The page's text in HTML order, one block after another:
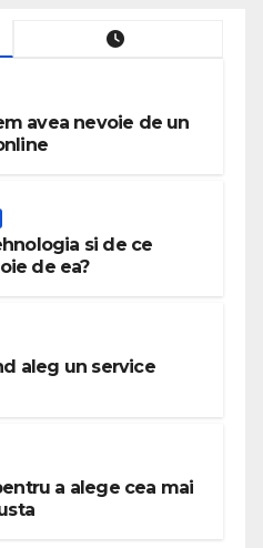
avea nevoie de un
si de ce
de ea?
aleg un service
a alege cea mai